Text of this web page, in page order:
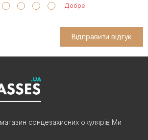
Добре
Відправити відгук
сонцезахисних окулярів Ми